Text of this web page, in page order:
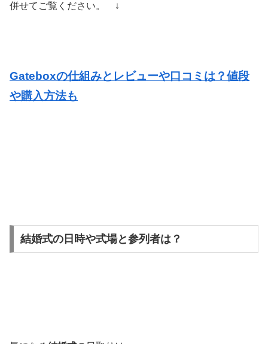
併せてご覧ください。 ↓
Gateboxの仕組みとレビューや口コミは？値段
や購入方法も
結婚式の日時や式場と参列者は？